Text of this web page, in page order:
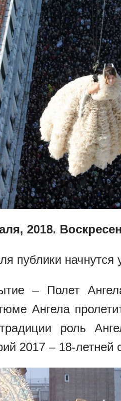
2018.
публики начнутся
– Полет
Ангела
роль
2017 – 18-летней